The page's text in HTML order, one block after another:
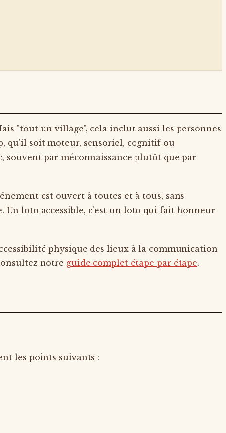
"tout un village", cela inclut aussi les personnes
qu'il soit moteur, sensoriel, cognitif ou
souvent par méconnaissance plutôt que par
est ouvert à toutes et à tous, sans
Un loto accessible, c'est un loto qui fait honneur
physique des lieux à la communication
notre guide complet étape par étape.
les points suivants :